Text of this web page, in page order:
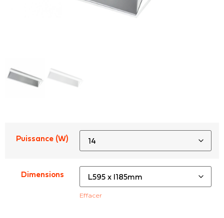
Puissance (W)
Dimensions
Effacer